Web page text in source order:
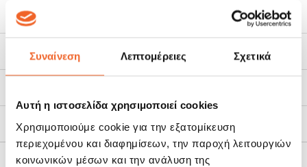
Συναίνεση Λεπτομέρειες Σχετικά
Αυτή η ιστοσελίδα χρησιμοποιεί cookies
Χρησιμοποιούμε cookie για την εξατομίκευση
περιεχομένου και διαφημίσεων, την παροχή λειτουργιών
κοινωνικών μέσων και την ανάλυση της
Χαρακτηριστικά
Πολιτική Επιστροφών